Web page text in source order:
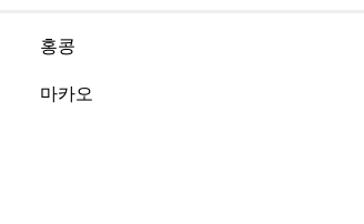
홍콩
마카오